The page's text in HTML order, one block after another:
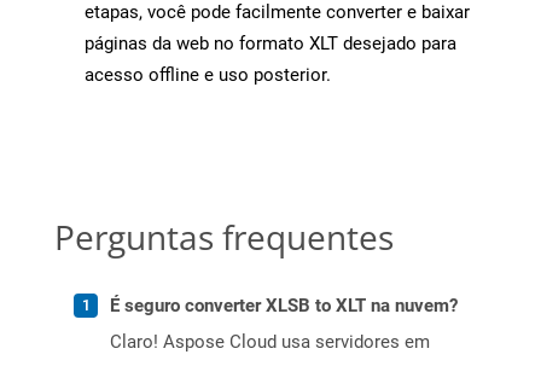
etapas, você pode facilmente converter e baixar
páginas da web no formato XLT desejado para
acesso offline e uso posterior.
Perguntas frequentes
É seguro converter XLSB to XLT na nuvem?
Claro! Aspose Cloud usa servidores em